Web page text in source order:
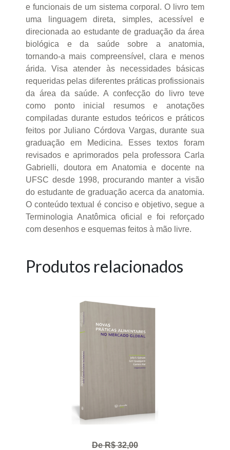
e funcionais de um sistema corporal. O livro tem
uma linguagem direta, simples, acessível e
direcionada ao estudante de graduação da área
biológica e da saúde sobre a anatomia,
tornando-a mais compreensível, clara e menos
árida. Visa atender às necessidades básicas
requeridas pelas diferentes práticas profissionais
da área da saúde. A confecção do livro teve
como ponto inicial resumos e anotações
compiladas durante estudos teóricos e práticos
feitos por Juliano Córdova Vargas, durante sua
graduação em Medicina. Esses textos foram
revisados e aprimorados pela professora Carla
Gabrielli, doutora em Anatomia e docente na
UFSC desde 1998, procurando manter a visão
do estudante de graduação acerca da anatomia.
O conteúdo textual é conciso e objetivo, segue a
Terminologia Anatômica oficial e foi reforçado
com desenhos e esquemas feitos à mão livre.
Produtos relacionados
De R$ 32,00